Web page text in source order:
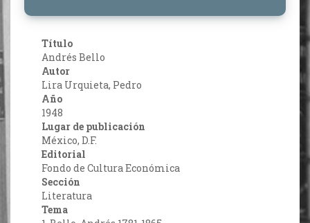
Título
Andrés Bello
Autor
Lira Urquieta, Pedro
Año
1948
Lugar de publicación
México, D.F.
Editorial
Fondo de Cultura Económica
Sección
Literatura
Tema